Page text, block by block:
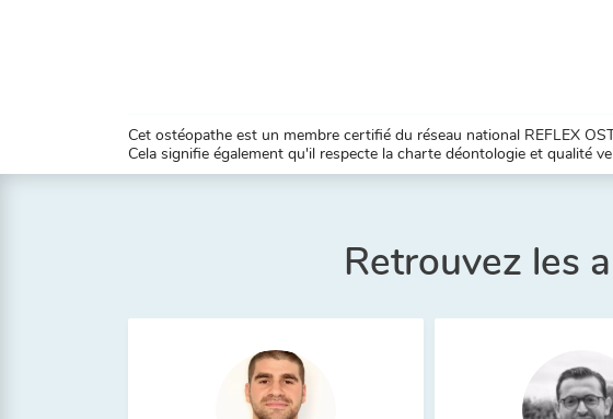
Cet ostéopathe est un membre certifié du réseau national REFLEX
Cela signifie également qu'il respecte la charte déontologie et qualité
Retrouvez les